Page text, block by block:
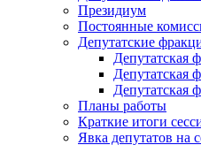
Президиум
Постоянные
Депутатские
Депутатская
Планы работы
Краткие итоги
Явка депутатов на